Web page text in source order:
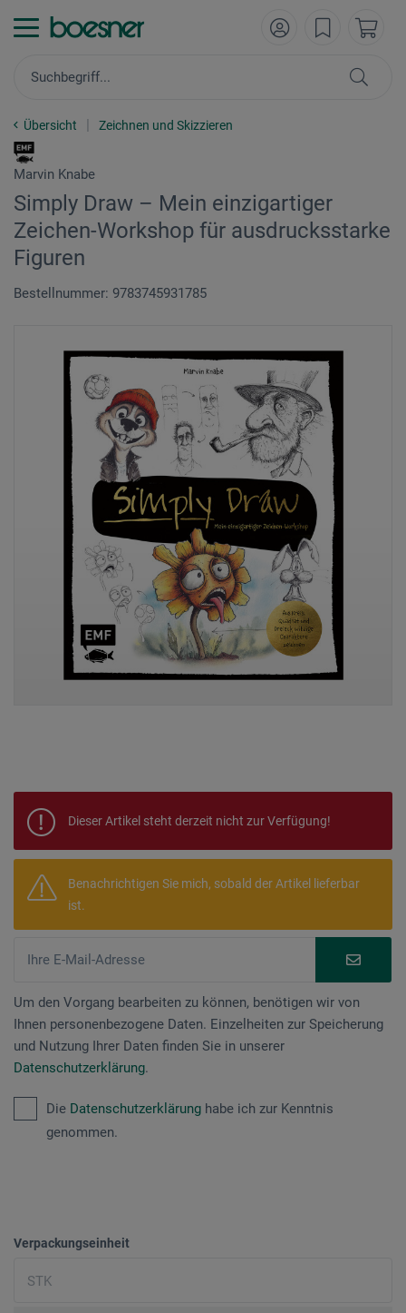
Übersicht Zeichnen und Skizzieren
Marvin Knabe
Simply Draw – Mein einzigartiger
Zeichen-Workshop für ausdrucksstarke
Figuren
Bestellnummer: 9783745931785
Dieser Artikel steht derzeit nicht zur Verfügung!
Benachrichtigen Sie mich, sobald der Artikel lieferbar
ist.
Um den Vorgang bearbeiten zu können, benötigen wir von
Ihnen personenbezogene Daten. Einzelheiten zur Speicherung
und Nutzung Ihrer Daten finden Sie in unserer
Datenschutzerklärung.
Die Datenschutzerklärung habe ich zur Kenntnis
genommen.
Verpackungseinheit